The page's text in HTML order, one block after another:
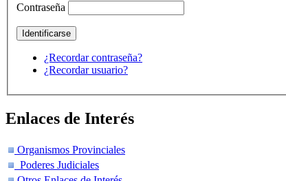
Contraseña
¿Recordar contraseña?
¿Recordar usuario?
Enlaces de Interés
Organismos Provinciales
Poderes Judiciales